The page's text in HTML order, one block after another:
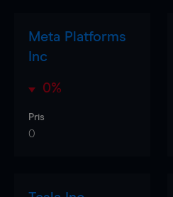
Meta Platforms
Inc
0%
Pris
0